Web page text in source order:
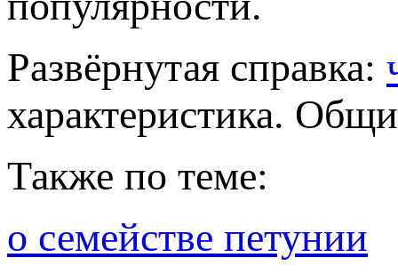
Развёрнутая справка:
характеристика.
Также по теме:
о семействе петунии